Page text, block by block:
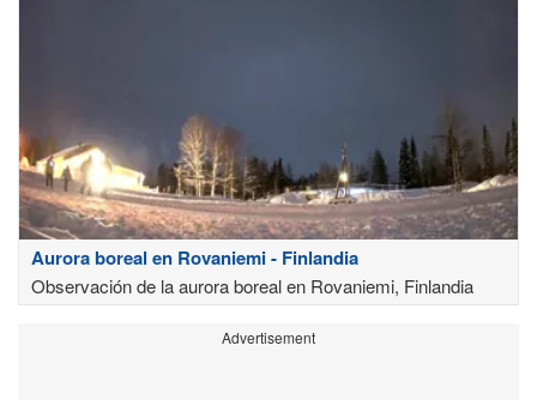
Aurora boreal en Rovaniemi - Finlandia
Observación de la aurora boreal en Rovaniemi, Finlandia
Advertisement